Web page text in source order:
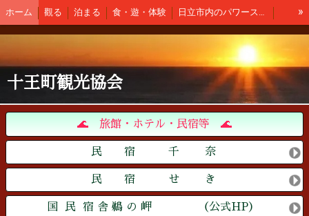
ホーム 觀る 泊まる 食・遊・体験 日立市内のパワースポット
土産・地酒・ゴルフ 交通・公共施設・医療関係 新着情報
観光協会会員 アクセス
»
十王町観光協会
🌊 旅館・ホテル・民宿等 🌊
民 宿 千 奈
民 宿 せ き
国 民 宿 舎 鵜 の 岬 （公式HP）